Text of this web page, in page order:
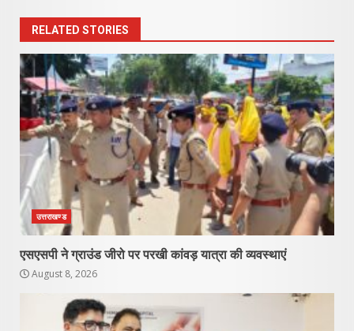
RELATED STORIES
उत्तराखण्ड
एसएसपी ने ग्राउंड जीरो पर परखी कांवड़ यात्रा की व्यवस्थाएं
August 8, 2026